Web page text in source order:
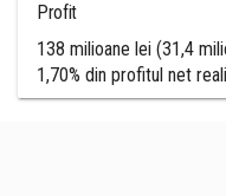
Profit
138 milioane lei (31,4
1,70% din profitul net